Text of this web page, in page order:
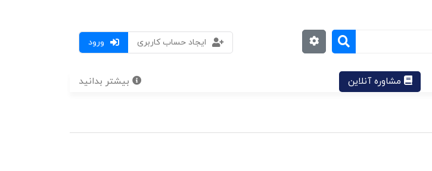
ورود
ایجاد حساب کاربری
مشاوره آنلاین بیشتر بدانید